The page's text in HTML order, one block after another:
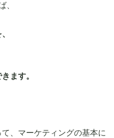
、
ます。
、マーケティングの基本に